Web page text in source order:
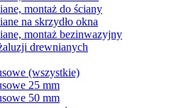
montaż do ściany
na skrzydło okna
montaż bezinwazyjny
drewnianych
(wszystkie)
25 mm
50 mm